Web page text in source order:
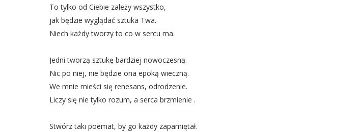
To tylko od Ciebie zależy wszystko,
jak będzie wyglądać sztuka Twa.
Niech każdy tworzy to co w sercu ma.
Jedni tworzą sztukę bardziej nowoczesną.
Nic po niej, nie będzie ona epoką wieczną.
We mnie mieści się renesans, odrodzenie.
Liczy się nie tylko rozum, a serca brzmienie .
Stwórz taki poemat, by go każdy zapamiętał.